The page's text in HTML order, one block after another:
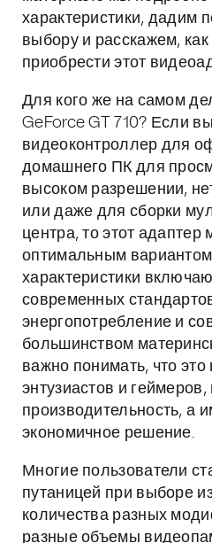
характеристики, дадим
выбору и расскажем,
приобрести этот
Для кого же на самом
GeForce GT 710? Если
видеоконтроллер для
домашнего ПК для
высоком разрешении,
или даже для сборки
центра, то этот адаптер
оптимальным
характеристики
современных
энергопотребление и
большинством
важно понимать, что это
энтузиастов и
производительность, а
экономичное решение.
Многие пользователи
путаницей при выборе
количества разных
разные объемы